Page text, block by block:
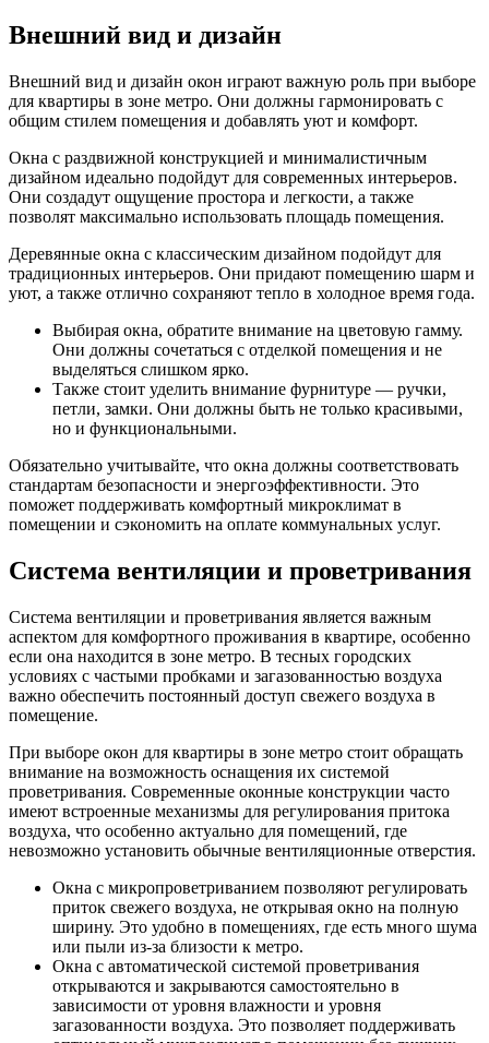
Внешний вид и дизайн
Внешний вид и дизайн окон играют важную роль при выборе
для квартиры в зоне метро. Они должны гармонировать с
общим стилем помещения и добавлять уют и комфорт.
Окна с раздвижной конструкцией и минималистичным
дизайном идеально подойдут для современных интерьеров.
Они создадут ощущение простора и легкости, а также
позволят максимально использовать площадь помещения.
Деревянные окна с классическим дизайном подойдут для
традиционных интерьеров. Они придают помещению шарм и
уют, а также отлично сохраняют тепло в холодное время года.
Выбирая окна, обратите внимание на цветовую гамму.
Они должны сочетаться с отделкой помещения и не
выделяться слишком ярко.
Также стоит уделить внимание фурнитуре — ручки,
петли, замки. Они должны быть не только красивыми,
но и функциональными.
Обязательно учитывайте, что окна должны соответствовать
стандартам безопасности и энергоэффективности. Это
поможет поддерживать комфортный микроклимат в
помещении и сэкономить на оплате коммунальных услуг.
Система вентиляции и проветривания
Система вентиляции и проветривания является важным
аспектом для комфортного проживания в квартире, особенно
если она находится в зоне метро. В тесных городских
условиях с частыми пробками и загазованностью воздуха
важно обеспечить постоянный доступ свежего воздуха в
помещение.
При выборе окон для квартиры в зоне метро стоит обращать
внимание на возможность оснащения их системой
проветривания. Современные оконные конструкции часто
имеют встроенные механизмы для регулирования притока
воздуха, что особенно актуально для помещений, где
невозможно установить обычные вентиляционные отверстия.
Окна с микропроветриванием позволяют регулировать
приток свежего воздуха, не открывая окно на полную
ширину. Это удобно в помещениях, где есть много шума
или пыли из-за близости к метро.
Окна с автоматической системой проветривания
открываются и закрываются самостоятельно в
зависимости от уровня влажности и уровня
загазованности воздуха. Это позволяет поддерживать